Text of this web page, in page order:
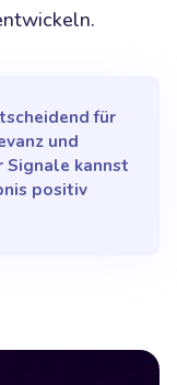
für
und
Signale kannst
positiv